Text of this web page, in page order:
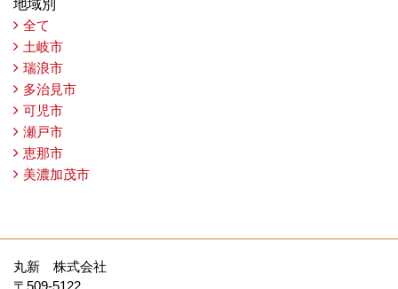
地域別
全て
土岐市
瑞浪市
多治見市
可児市
瀬戸市
恵那市
美濃加茂市
丸新 株式会社
〒509-5122